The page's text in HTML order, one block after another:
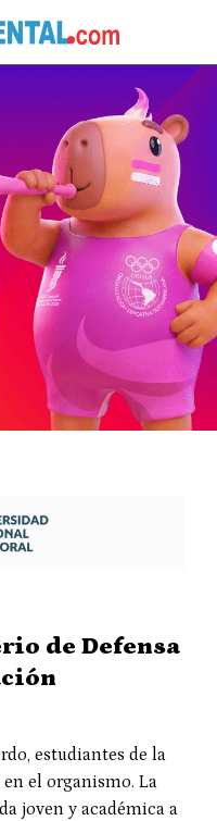
de Defensa
estudiantes de la
el organismo. La
joven y académica a